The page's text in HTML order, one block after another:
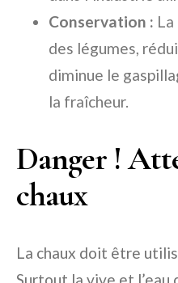
Conservation :
des légumes,
diminue le
la fraîcheur.
Danger !
chaux
La chaux doit être